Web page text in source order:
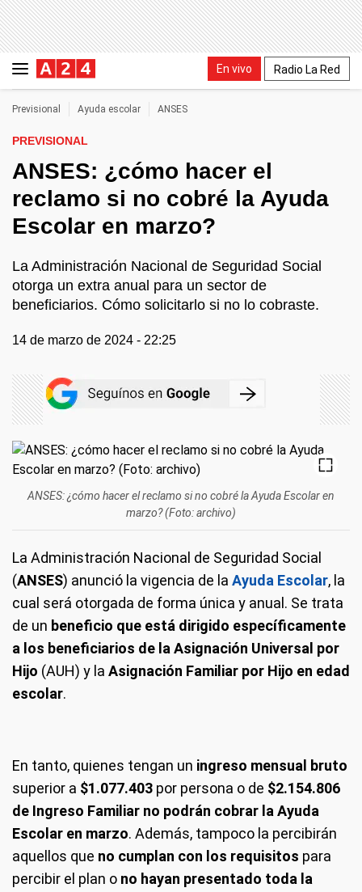
En vivo Radio La Red
Previsional Ayuda escolar ANSES
PREVISIONAL
ANSES: ¿cómo hacer el
reclamo si no cobré la Ayuda
Escolar en marzo?
La Administración Nacional de Seguridad Social
otorga un extra anual para un sector de
beneficiarios. Cómo solicitarlo si no lo cobraste.
14 de marzo de 2024 - 22:25
ANSES: ¿cómo hacer el reclamo si no cobré la Ayuda Escolar en
marzo? (Foto: archivo)
La Administración Nacional de Seguridad Social
(ANSES) anunció la vigencia de la Ayuda Escolar, la
cual será otorgada de forma única y anual. Se trata
de un beneficio que está dirigido específicamente
a los beneficiarios de la Asignación Universal por
Hijo (AUH) y la Asignación Familiar por Hijo en edad
escolar.
En tanto, quienes tengan un ingreso mensual bruto
superior a $1.077.403 por persona o de $2.154.806
de Ingreso Familiar no podrán cobrar la Ayuda
Escolar en marzo. Además, tampoco la percibirán
aquellos que no cumplan con los requisitos para
percibir el plan o no hayan presentado toda la